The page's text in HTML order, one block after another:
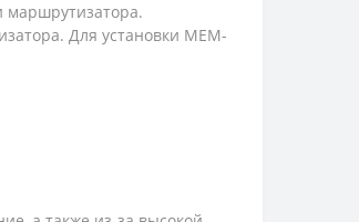
маршрутизатора.
Для установки MEM-